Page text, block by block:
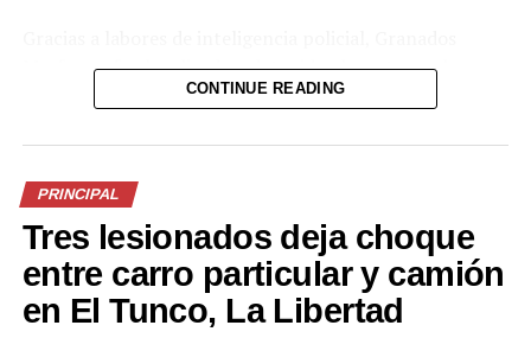
Masferrer fue localizado y detenido el martes en la
colonia Ciudad Toledo, del mismo municipio. El
por el delito de intento de homicidio.
La PNC aprovechó el caso para reiterar su llamado al
respeto a la vida y advirtió que quienes cometan este
tipo de agresiones enfrentarán las consecuencias
legales correspondientes.
CONTINUE READING
PRINCIPAL
Tres lesionados deja choque
entre carro particular y camión
en El Tunco, La Libertad